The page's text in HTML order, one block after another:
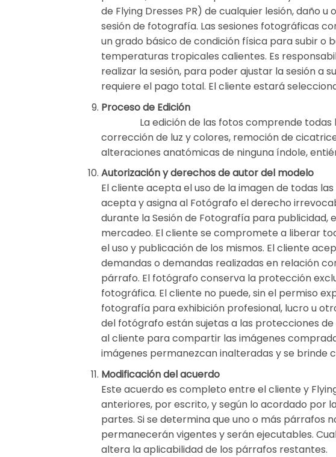
de Flying Dresses PR) de cualquier lesión,
sesión de fotografía. Las sesiones fotográficas
un grado básico de condición física para subir o
temperaturas tropicales calientes. Es
realizar la sesión, para poder ajustar la sesión a
requiere el pago total. El cliente estará
Proceso de Edición
La edición de las fotos comprende todas las
corrección de luz y colores, remoción de
alteraciones anatómicas de ninguna índole,
Autorización y derechos de autor del modelo
El cliente acepta el uso de la imagen de todas
acepta y asigna al Fotógrafo el derecho
durante la Sesión de Fotografía para publicidad,
mercadeo. El cliente se compromete a liberar
el uso y publicación de los mismos. El cliente
demandas o demandas realizadas en relación
párrafo. El fotógrafo conserva la protección
fotográfica. El cliente no puede, sin el permiso
fotografía para exhibición profesional, lucro u
del fotógrafo están sujetas a las protecciones
al cliente para compartir las imágenes
imágenes permanezcan inalteradas y se brinde
Modificación del acuerdo
Este acuerdo es completo entre el cliente y
anteriores, por escrito, y según lo acordado por
partes. Si se determina que uno o más párrafos
permanecerán vigentes y serán ejecutables.
altera la aplicabilidad de los párrafos restantes.